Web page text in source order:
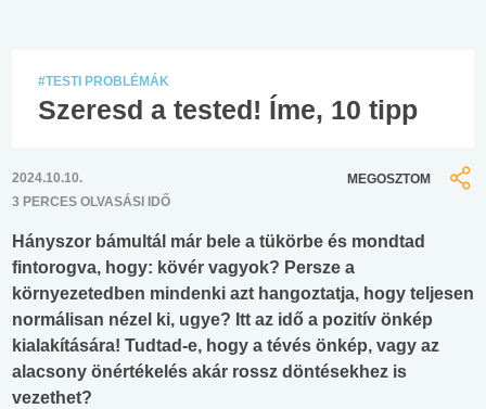
#TESTI PROBLÉMÁK
Szeresd a tested! Íme, 10 tipp
2024.10.10.
3 PERCES OLVASÁSI IDŐ
MEGOSZTOM
Hányszor bámultál már bele a tükörbe és mondtad
fintorogva, hogy: kövér vagyok? Persze a
környezetedben mindenki azt hangoztatja, hogy teljesen
normálisan nézel ki, ugye? Itt az idő a pozitív önkép
kialakítására! Tudtad-e, hogy a tévés önkép, vagy az
alacsony önértékelés akár rossz döntésekhez is
vezethet?